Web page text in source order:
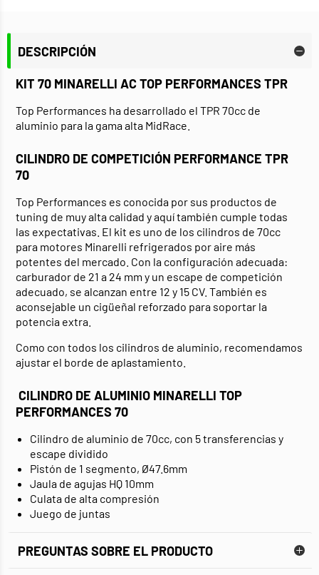
DESCRIPCIÓN
KIT 70 MINARELLI AC TOP PERFORMANCES TPR
Top Performances ha desarrollado el TPR 70cc de
aluminio para la gama alta MidRace.
CILINDRO DE COMPETICIÓN PERFORMANCE TPR
70
Top Performances es conocida por sus productos de
tuning de muy alta calidad y aquí también cumple todas
las expectativas. El kit es uno de los cilindros de 70cc
para motores Minarelli refrigerados por aire más
potentes del mercado. Con la configuración adecuada:
carburador de 21 a 24 mm y un escape de competición
adecuado, se alcanzan entre 12 y 15 CV. También es
aconsejable un cigüeñal reforzado para soportar la
potencia extra.
Como con todos los cilindros de aluminio, recomendamos
ajustar el borde de aplastamiento.
CILINDRO DE ALUMINIO MINARELLI TOP
PERFORMANCES 70
Cilindro de aluminio de 70cc, con 5 transferencias y
escape dividido
Pistón de 1 segmento, Ø47.6mm
Jaula de agujas HQ 10mm
Culata de alta compresión
Juego de juntas
PREGUNTAS SOBRE EL PRODUCTO